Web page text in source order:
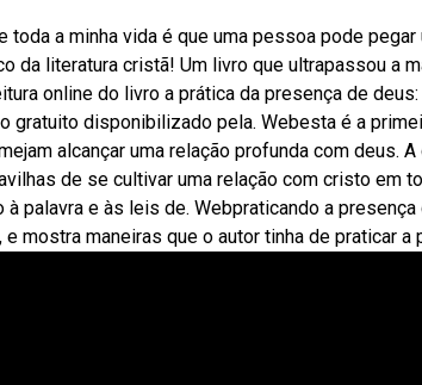
a minha vida é que uma pessoa pode
da literatura cristã! Um livro que ultrapassou a
online do livro a prática da presença de
gratuito disponibilizado pela. Webesta é a
alcançar uma relação profunda com deus.
de se cultivar uma relação com cristo em
palavra e às leis de. Webpraticando a
mostra maneiras que o autor tinha de praticar a